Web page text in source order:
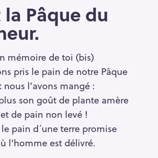
la Pâque du
mémoire de toi (bis)
pris le pain de notre Pâque
nous l’avons mangé :
son goût de plante amère
et de pain non levé !
le pain d´une terre promise
l’homme est délivré.